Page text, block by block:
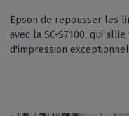
Epson de repousser les
avec la SC-S7100, qui
d'impression